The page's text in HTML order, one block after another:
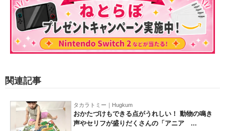
関連記事
タカラトミー｜Hugkum
おかたづけもできる点がうれしい！ 動物の鳴き
声やセリフが盛りだくさんの「アニア ...